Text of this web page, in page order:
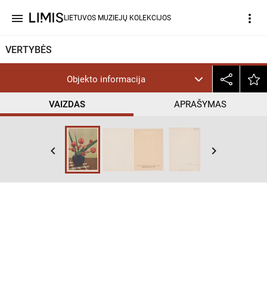
menu LIETUVOS MUZIEJŲ KOLEKCIJOS more_vert
VERTYBĖS
Objekto informacija
VAIZDAS APRAŠYMAS
keyboard_arrow_left keyboard_arrow_right